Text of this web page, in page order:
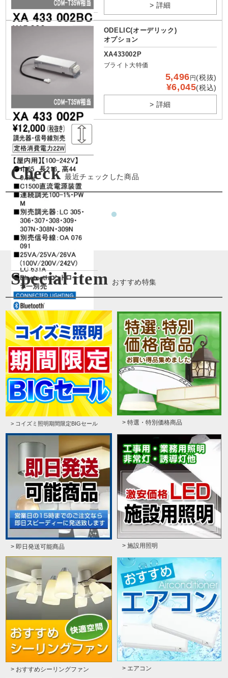
> 詳細
ODELIC(オーデリック)
オプション
XA433002P
ブライト大特価
5,496円(税抜)
¥6,045(税込)
> 詳細
Check 最近チェックした商品
Special item おすすめ特集
> コイズミ照明期間限定BIGセール > 特選・特別価格商品
> 即日発送可能商品 > 施設用照明
> おすすめシーリングファン > エアコン